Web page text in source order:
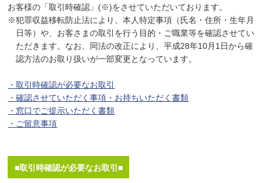
お客様の「取引時確認」(※)をさせていただいております。
※犯罪収益移転防止法により、本人特定事項（氏名・住所・生年月
日等）や、お客さまの取引を行う目的・ご職業等を確認させてい
ただきます。なお、同法の改正により、平成28年10月1日から確
認方法のお取り扱いが一部変更となっています。
・取引時確認が必要なお取引
・確認させていただく事項・お持ちいただく書類
・窓口でご提示いただく書類
・ご留意事項
■取引時確認が必要なお取引■